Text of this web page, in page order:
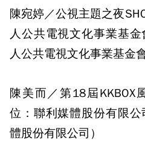
陳宛婷／公視主題之夜
人公共電視文化事業基
人公共電視文化事業基金會
陳美而／第18屆KKBOX
位：聯利媒體股份有限
體股份有限公司）